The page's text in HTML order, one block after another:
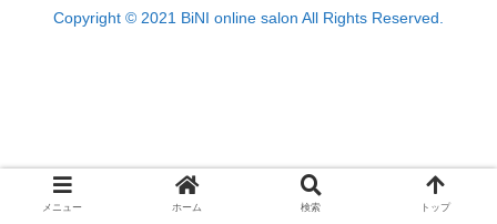
Copyright © 2021 BiNI online salon All Rights Reserved.
メニュー ホーム 検索 トップ